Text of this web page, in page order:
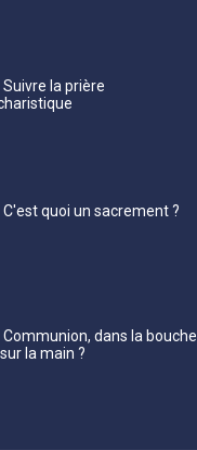
. Suivre la prière
. C'est quoi un sacrement ?
. Communion, dans la bouche
la main ?